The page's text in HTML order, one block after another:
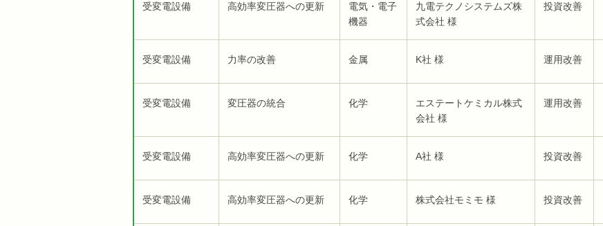
受変電設備 高効率変圧器への更新
電気・電子
機器
九電テクノシステムズ株
式会社 様
投資改善
受変電設備 力率の改善 金属 K社 様 運用改善
受変電設備 変圧器の統合 化学
エステートケミカル株式
会社 様
運用改善
受変電設備 高効率変圧器への更新 化学 A社 様 投資改善
受変電設備 高効率変圧器への更新 化学 株式会社モミモ 様 投資改善